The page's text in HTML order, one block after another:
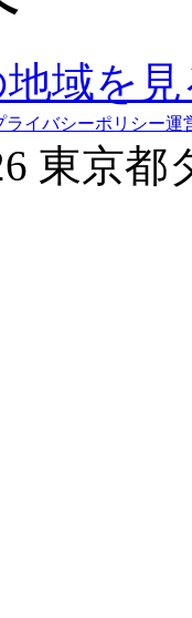
域を
ライバシーポリシー運
東京